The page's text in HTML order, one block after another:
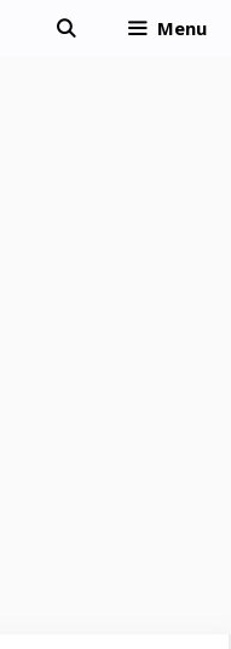
Menu